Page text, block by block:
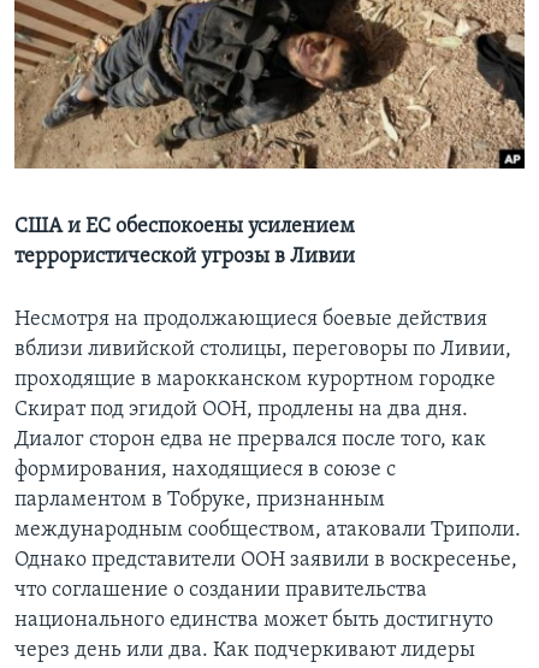
Learning English
СОЦИАЛЬНЫЕ СЕТИ
Языки
США и ЕС обеспокоены усилением
террористической угрозы в Ливии
Несмотря на продолжающиеся боевые действия
вблизи ливийской столицы, переговоры по Ливии,
проходящие в марокканском курортном городке
Скират под эгидой ООН, продлены на два дня.
Диалог сторон едва не прервался после того, как
формирования, находящиеся в союзе с
парламентом в Тобруке, признанным
международным сообществом, атаковали Триполи.
Однако представители ООН заявили в воскресенье,
что соглашение о создании правительства
национального единства может быть достигнуто
через день или два. Как подчеркивают лидеры